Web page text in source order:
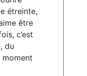
étreinte,
être
c’est
du